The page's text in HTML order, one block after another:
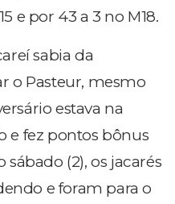
e por 43 a 3 no M18.
sabia da
o Pasteur, mesmo
estava na
e fez pontos bônus
(2), os jacarés
e foram para o